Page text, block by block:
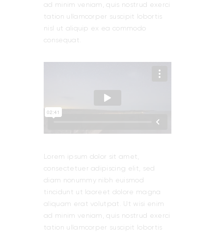
ad minim veniam, quis nostrud exerci
tation ullamcorper suscipit lobortis
nisl ut aliquip ex ea commodo
consequat.
Lorem ipsum dolor sit amet,
consectetuer adipiscing elit, sed
diam nonummy nibh euismod
tincidunt ut laoreet dolore magna
aliquam erat volutpat. Ut wisi enim
ad minim veniam, quis nostrud exerci
tation ullamcorper suscipit lobortis